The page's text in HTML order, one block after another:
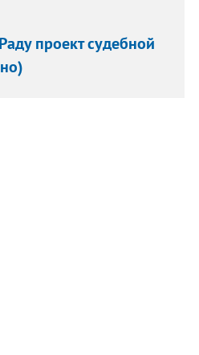
проект судебной